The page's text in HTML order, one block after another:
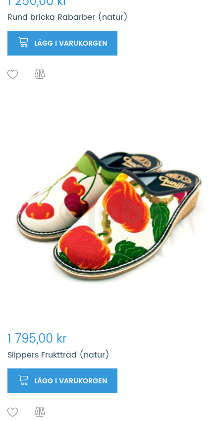
Rund bricka Rabarber (natur)
LÄGG I VARUKORGEN
1 795,00 kr
Slippers Fruktträd (natur)
LÄGG I VARUKORGEN